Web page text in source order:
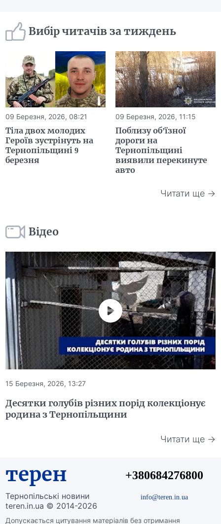
Вибір читачів за тиждень
09 Березня, 2026, 08:21
Тіла двох молодих
Героїв зустрінуть на
Тернопільщині 9
березня
09 Березня, 2026, 11:15
Поблизу об’їзної
дороги на
Тернопільщині
виявили перекинуте
авто
Читати ще →
Відео
15 Березня, 2026, 13:27
Десятки голубів різних порід колекціонує
родина з Тернопільщини
Читати ще →
терен
Тернопільські новини
teren.in.ua © 2014-2026
Допускається цитування матеріалів без отримання
+380684276800
info@teren.in.ua